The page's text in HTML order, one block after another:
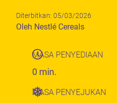
Diterbitkan: 05/03/2026
Author
Oleh Nestlé Cereals
MASA PENYEDIAAN
0 min.
MASA PENYEJUKAN